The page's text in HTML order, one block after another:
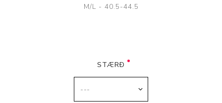
M/L - 40.5-44.5
STÆRÐ